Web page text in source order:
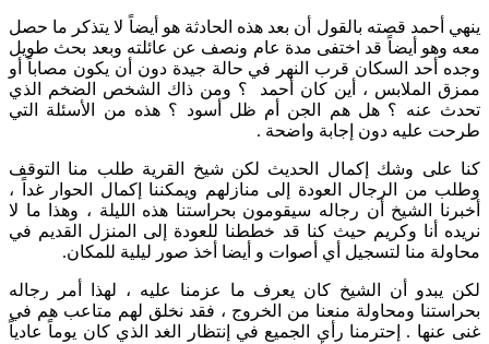
ينهي أحمد قصته بالقول أن بعد هذه الحادثة هو أيضاً لا يتذكر ما حصل
معه وهو أيضاً قد اختفى مدة عام ونصف عن عائلته وبعد بحث طويل
وجده أحد السكان قرب النهر في حالة جيدة دون أن يكون مصاباً أو
ممزق الملابس ، أين كان أحمد ؟ ومن ذاك الشخص الضخم الذي
تحدث عنه ؟ هل هم الجن أم ظل أسود ؟ هذه من الأسئلة التي
طرحت عليه دون إجابة واضحة .
كنا على وشك إكمال الحديث لكن شيخ القرية طلب منا التوقف
وطلب من الرجال العودة إلى منازلهم ويمكننا إكمال الحوار غداً ،
أخبرنا الشيخ أن رجاله سيقومون بحراستنا هذه الليلة ، وهذا ما لا
نريده أنا وكريم حيث كنا قد خططنا للعودة إلى المنزل القديم في
محاولة منا لتسجيل أي أصوات و أيضا أخذ صور ليلية للمكان.
لكن يبدو أن الشيخ كان يعرف ما عزمنا عليه ، لهذا أمر رجاله
بحراستنا ومحاولة منعنا من الخروج ، فقد نخلق لهم متاعب هم في
غنى عنها . إحترمنا رأي الجميع في إنتظار الغد الذي كان يوماً عادياً